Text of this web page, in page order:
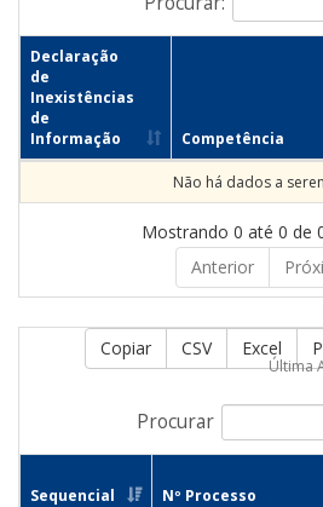
Declaração
de
Inexistências
de
Informação
Competência
Não há dados a
Mostrando 0 até 0 de
Anterior
Copiar CSV Excel
Procurar
Última
Sequencial Nº Processo